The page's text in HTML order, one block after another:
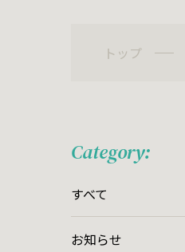
トップ
Category:
すべて
お知らせ